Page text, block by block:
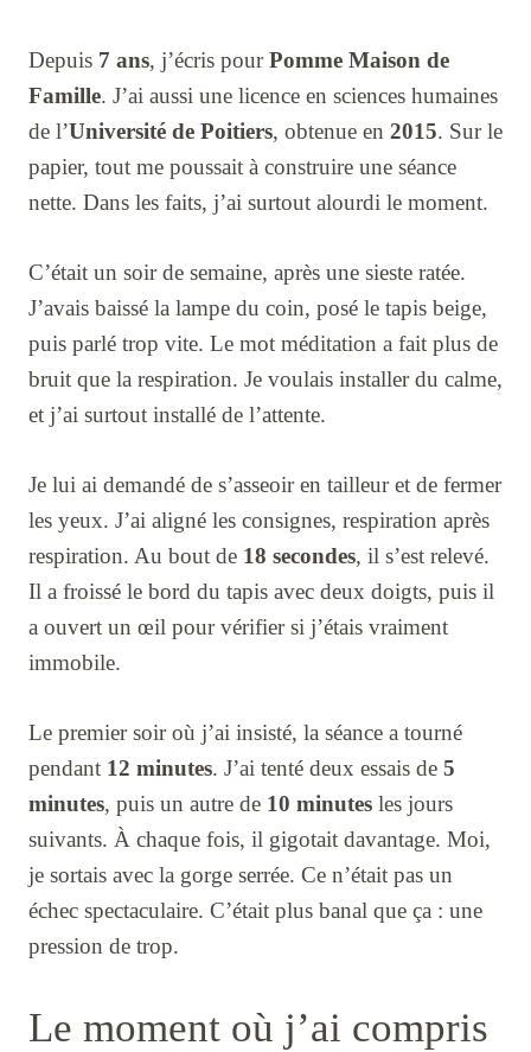
Depuis 7 ans, j’écris pourPomme Maison de
Famille. J’ai aussi une licence en sciences humaines
de l’Université de Poitiers, obtenue en 2015. Sur le
papier, tout me poussait à construire une séance
nette. Dans les faits, j’ai surtout alourdi le moment.
C’était un soir de semaine, après une sieste ratée.
J’avais baissé la lampe du coin, posé le tapis beige,
puis parlé trop vite. Le mot méditation a fait plus de
bruit que la respiration. Je voulais installer du calme,
et j’ai surtout installé de l’attente.
Je lui ai demandé de s’asseoir en tailleur et de fermer
les yeux. J’ai aligné les consignes, respiration après
respiration. Au bout de 18 secondes, il s’est relevé.
Il a froissé le bord du tapis avec deux doigts, puis il
a ouvert un œil pour vérifier si j’étais vraiment
immobile.
Le premier soir où j’ai insisté, la séance a tourné
pendant 12 minutes. J’ai tenté deux essais de 5
minutes, puis un autre de 10 minutes les jours
suivants. À chaque fois, il gigotait davantage. Moi,
je sortais avec la gorge serrée. Ce n’était pas un
échec spectaculaire. C’était plus banal que ça : une
pression de trop.
Le moment où j’ai compris